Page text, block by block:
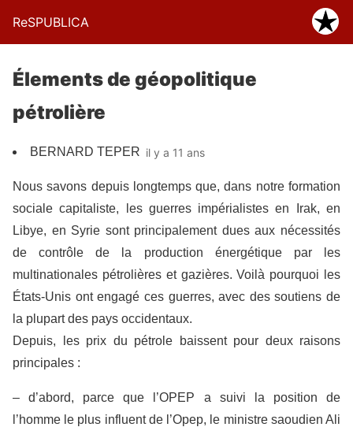
ReSPUBLICA
Élements de géopolitique
pétrolière
BERNARD TEPER il y a 11 ans
Nous savons depuis longtemps que, dans notre formation
sociale capitaliste, les guerres impérialistes en Irak, en
Libye, en Syrie sont principalement dues aux nécessités
de contrôle de la production énergétique par les
multinationales pétrolières et gazières. Voilà pourquoi les
États-Unis ont engagé ces guerres, avec des soutiens de
la plupart des pays occidentaux.
Depuis, les prix du pétrole baissent pour deux raisons
principales :
– d’abord, parce que l’OPEP a suivi la position de
l’homme le plus influent de l’Opep, le ministre saoudien Ali